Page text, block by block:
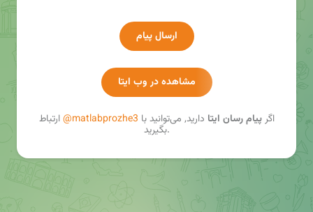
ارسال پیام
مشاهده در وب ایتا
اگرپیام رسان ایتا دارید, می‌توانید با @matlabprozhe3ارتباط
بگیرید.